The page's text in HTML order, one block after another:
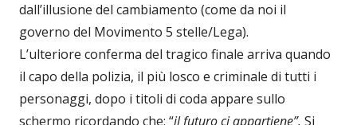
dall’illusione del cambiamento (come da noi il
governo del Movimento 5 stelle/Lega).
L’ulteriore conferma del tragico finale arriva quando
il capo della polizia, il più losco e criminale di tutti i
personaggi, dopo i titoli di coda appare sullo
schermo ricordando che: “il futuro ci appartiene”. Si